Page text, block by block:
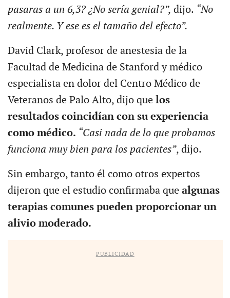
pasaras a un 6,3? ¿No sería genial?”, dijo. “No
realmente. Y ese es el tamaño del efecto”.
David Clark, profesor de anestesia de la
Facultad de Medicina de Stanford y médico
especialista en dolor del Centro Médico de
Veteranos de Palo Alto, dijo que los
resultados coincidían con su experiencia
como médico. “Casi nada de lo que probamos
funciona muy bien para los pacientes”, dijo.
Sin embargo, tanto él como otros expertos
dijeron que el estudio confirmaba que algunas
terapias comunes pueden proporcionar un
alivio moderado.
PUBLICIDAD